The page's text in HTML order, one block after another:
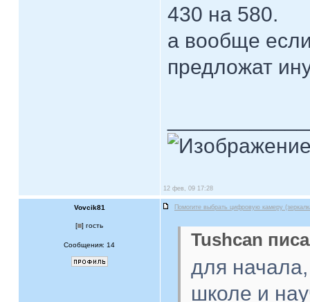
430 на 580.
а вообще
предложат
12 фев, 09 17:28
Vovcik81 Помогите выбрать цифровую камеру
[ ] гость
Сообщения: 14 Tushcan
для
школе и